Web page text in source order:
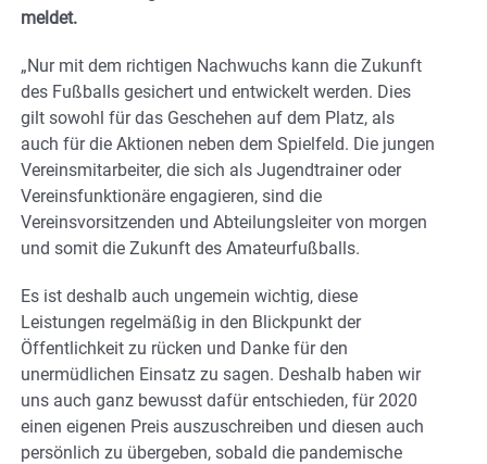
meldet.
„Nur mit dem richtigen Nachwuchs kann die Zukunft
des Fußballs gesichert und entwickelt werden. Dies
gilt sowohl für das Geschehen auf dem Platz, als
auch für die Aktionen neben dem Spielfeld. Die jungen
Vereinsmitarbeiter, die sich als Jugendtrainer oder
Vereinsfunktionäre engagieren, sind die
Vereinsvorsitzenden und Abteilungsleiter von morgen
und somit die Zukunft des Amateurfußballs.
Es ist deshalb auch ungemein wichtig, diese
Leistungen regelmäßig in den Blickpunkt der
Öffentlichkeit zu rücken und Danke für den
unermüdlichen Einsatz zu sagen. Deshalb haben wir
uns auch ganz bewusst dafür entschieden, für 2020
einen eigenen Preis auszuschreiben und diesen auch
persönlich zu übergeben, sobald die pandemische